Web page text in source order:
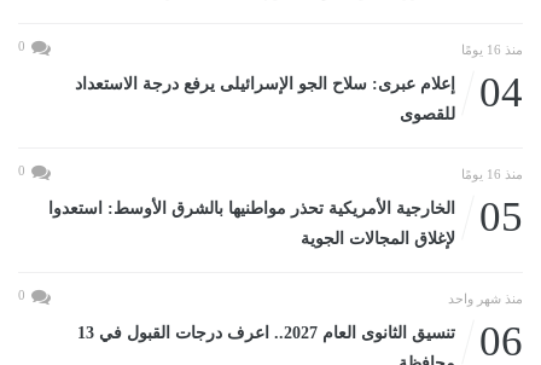
منذ 16 يومًا 0
04
إعلام عبرى: سلاح الجو الإسرائيلى يرفع درجة الاستعداد
للقصوى
منذ 16 يومًا 0
05
الخارجية الأمريكية تحذر مواطنيها بالشرق الأوسط: استعدوا
لإغلاق المجالات الجوية
منذ شهر واحد 0
06
تنسيق الثانوى العام 2027.. اعرف درجات القبول في 13